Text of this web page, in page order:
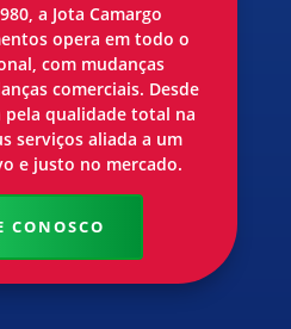
a Jota Camargo
opera em todo o
com mudanças
comerciais. Desde
qualidade total na
serviços aliada a um
e justo no mercado.
CONOSCO